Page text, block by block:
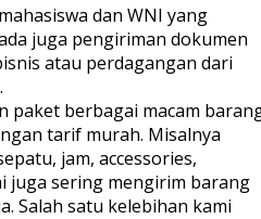
dan WNI yang
juga pengiriman dokumen
atau perdagangan dari
paket berbagai macam
tarif murah. Misalnya
jam, accessories,
juga sering mengirim barang
Salah satu kelebihan kami